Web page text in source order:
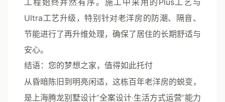
工程始终井然有序。施工中采用的 Plus工艺与
Ultra工艺升级 ，特别针对老洋房的防潮、隔音、
节能进行了再升维处理，确保了居住的长期舒适与
安心。
结语：您的梦想之家，值得如此托付
从昏暗陈旧到明亮闲适，这栋百年老洋房的蜕变，
是上海腾龙别墅设计“全案设计·生活方式运营”能力